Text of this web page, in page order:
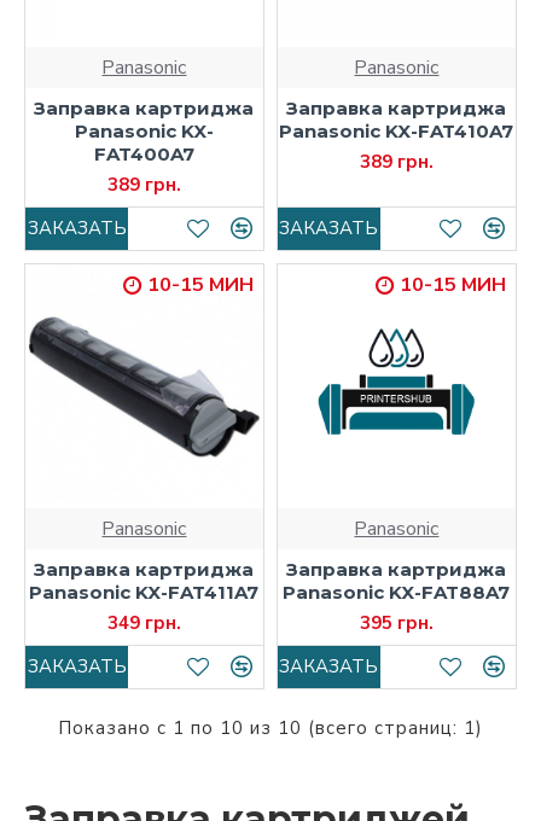
Panasonic
Заправка картриджа
Panasonic KX-
FAT400A7
389 грн.
ЗАКАЗАТЬ
Panasonic
Заправка картриджа
Panasonic KX-FAT410A7
389 грн.
ЗАКАЗАТЬ
10-15 МИН
Panasonic
Заправка картриджа
Panasonic KX-FAT411A7
349 грн.
ЗАКАЗАТЬ
10-15 МИН
Panasonic
Заправка картриджа
Panasonic KX-FAT88A7
395 грн.
ЗАКАЗАТЬ
Показано с 1 по 10 из 10 (всего страниц: 1)